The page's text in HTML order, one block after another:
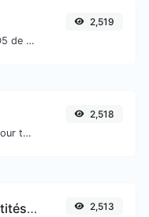
Générez un hachage MD5 de 32 caractères de longueur pour toute entrée de chaîne.
2,519
Générer un slug d'URL pour toute entrée de chaîne.
2,518
Convertisseur d'entités HTML 2,513